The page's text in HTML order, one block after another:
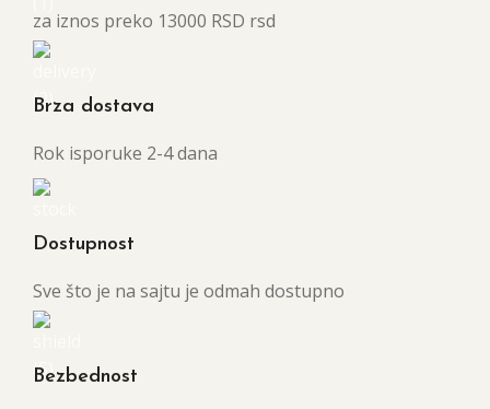
za iznos preko 13000 RSD rsd
Brza dostava
Rok isporuke 2-4 dana
Dostupnost
Sve što je na sajtu je odmah dostupno
Bezbednost